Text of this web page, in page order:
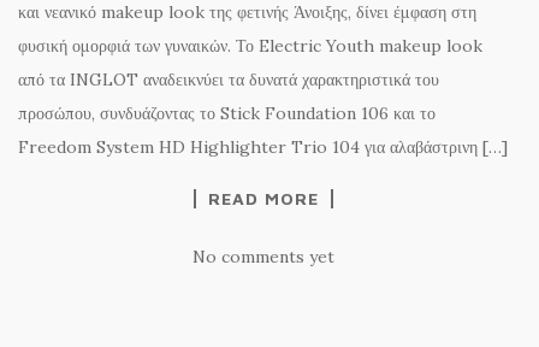
και νεανικό makeup look της φετινής Άνοιξης, δίνει έμφαση στη
φυσική ομορφιά των γυναικών. Το Electric Youth makeup look
από τα INGLOT αναδεικνύει τα δυνατά χαρακτηριστικά του
προσώπου, συνδυάζοντας το Stick Foundation 106 και το
Freedom System HD Highlighter Trio 104 για αλαβάστρινη […]
READ MORE
No comments yet